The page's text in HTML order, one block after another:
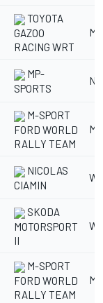
TOYOTA
GAZOO
RACING WRT
M
MP-
SPORTS
M-SPORT
FORD WORLD
RALLY TEAM
M
NICOLAS
CIAMIN
SKODA
MOTORSPORT
II
M-SPORT
FORD WORLD
RALLY TEAM
M